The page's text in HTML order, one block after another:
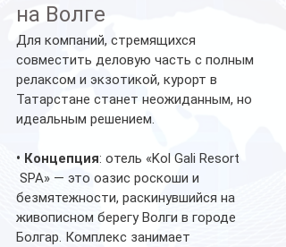
на Волге
Для компаний, стремящихся
совместить деловую часть с полным
релаксом и экзотикой, курорт в
Татарстане станет неожиданным, но
идеальным решением.
• Концепция: отель «Kol Gali Resort
SPA» — это оазис роскоши и
безмятежности, раскинувшийся на
живописном берегу Волги в городе
Болгар. Комплекс занимает